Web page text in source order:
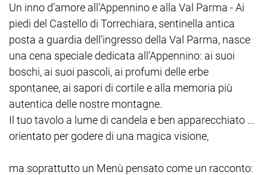
Un inno d’amore all’Appennino e alla Val Parma - Ai
piedi del Castello di Torrechiara, sentinella antica
posta a guardia dell’ingresso della Val Parma, nasce
una cena speciale dedicata all’Appennino: ai suoi
boschi, ai suoi pascoli, ai profumi delle erbe
spontanee, ai sapori di cortile e alla memoria più
autentica delle nostre montagne.
Il tuo tavolo a lume di candela e ben apparecchiato ...
orientato per godere di una magica visione,
ma soprattutto un Menù pensato come un racconto: